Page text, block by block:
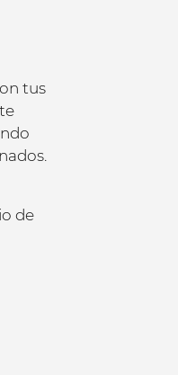
tus
de